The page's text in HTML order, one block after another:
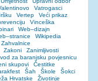
Vatrogasci
Vertep
Veći prikaz
Vinceška
Web–dizajn
Wikipedia
Zahvalnice
Zakoni
Zanimljivosti
za baranjsku povjesnicu
skupovi
Čestitke
Šah Škole
Šokci
Hrvatske Životinje